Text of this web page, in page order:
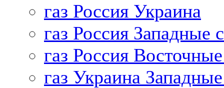
газ Россия Украина
газ Россия Западные
газ Россия
газ Украина